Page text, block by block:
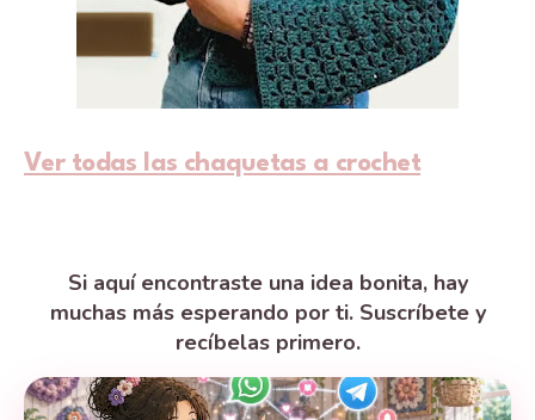
Ver todas las chaquetas a crochet
Si aquí encontraste una idea bonita, hay
muchas más esperando por ti. Suscríbete y
recíbelas primero.